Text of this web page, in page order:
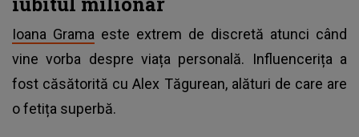
Ioana Grama este extrem de discretă atunci când
vine vorba despre viața personală. Influencerița a
fost căsătorită cu Alex Tăgurean, alături de care are
o fetița superbă.